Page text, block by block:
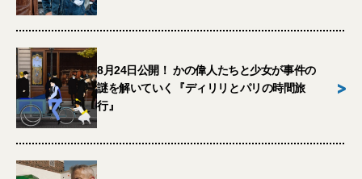
8月24日公開！ かの偉人たちと少女が事件の
謎を解いていく『ディリリとパリの時間旅
行』
>